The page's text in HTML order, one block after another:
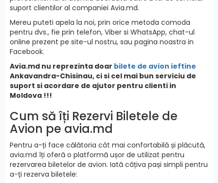
suport clientilor al companiei Avia.md.
Mereu puteti apela la noi, prin orice metoda comoda
pentru dvs., fie prin telefon, Viber si WhatsApp, chat-ul
online prezent pe site-ul nostru, sau pagina noastra in
Facebook.
Avia.md nu reprezinta doar bilete de avion ieftine
Ankavandra-Chisinau, ci si cel mai bun serviciu de
suport si acordare de ajutor pentru clienti in
Moldova !!!
Cum să îți Rezervi Biletele de
Avion pe avia.md
Pentru a-ți face călătoria cât mai confortabilă și plăcută,
avia.md îți oferă o platformă ușor de utilizat pentru
rezervarea biletelor de avion. Iată câțiva pași simpli pentru
a-ți rezerva biletele: